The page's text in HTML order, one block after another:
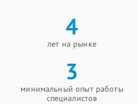
4
лет на рынке
3
минимальный опыт работы
специалистов